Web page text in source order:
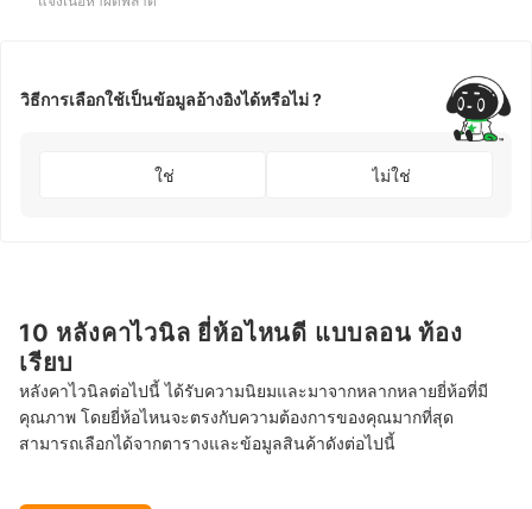
วิธีการเลือกใช้เป็นข้อมูลอ้างอิงได้หรือไม่ ?
ใช่ ไม่ใช่
10 หลังคาไวนิล ยี่ห้อไหนดี แบบลอน ท้อง
เรียบ
หลังคาไวนิลต่อไปนี้ ได้รับความนิยมและมาจากหลากหลายยี่ห้อที่มี
คุณภาพ โดยยี่ห้อไหนจะตรงกับความต้องการของคุณมากที่สุด
สามารถเลือกได้จากตารางและข้อมูลสินค้าดังต่อไปนี้